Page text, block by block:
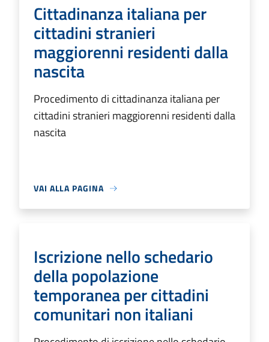
Cittadinanza italiana per
cittadini stranieri
maggiorenni residenti dalla
nascita
Procedimento di cittadinanza italiana per
cittadini stranieri maggiorenni residenti dalla
nascita
VAI ALLA PAGINA
Iscrizione nello schedario
della popolazione
temporanea per cittadini
comunitari non italiani